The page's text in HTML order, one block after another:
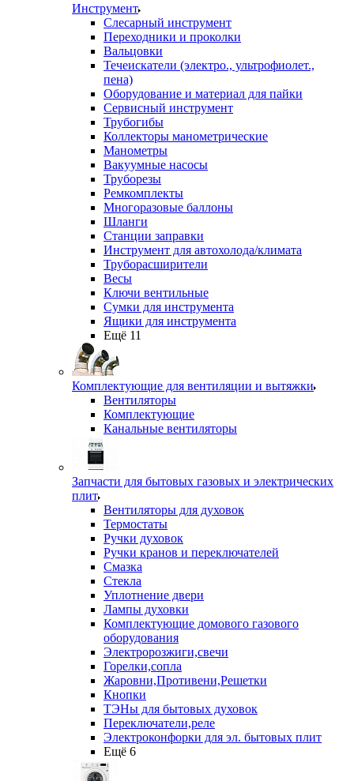
Инструмент
Слесарный инструмент
Переходники и проколки
Вальцовки
Течеискатели (электро., ультрофиолет.,
пена)
Оборудование и материал для пайки
Сервисный инструмент
Трубогибы
Коллекторы манометрические
Манометры
Вакуумные насосы
Труборезы
Ремкомплекты
Многоразовые баллоны
Шланги
Станции заправки
Инструмент для автохолода/климата
Труборасширители
Весы
Ключи вентильные
Сумки для инструмента
Ящики для инструмента
Ещё 11
Комплектующие для вентиляции и вытяжки
Вентиляторы
Комплектующие
Канальные вентиляторы
Запчасти для бытовых газовых и электрических
плит
Вентиляторы для духовок
Термостаты
Ручки духовок
Ручки кранов и переключателей
Смазка
Стекла
Уплотнение двери
Лампы духовки
Комплектующие домового газового
оборудования
Электророзжиги,свечи
Горелки,сопла
Жаровни,Противени,Решетки
Кнопки
ТЭНы для бытовых духовок
Переключатели,реле
Электроконфорки для эл. бытовых плит
Ещё 6